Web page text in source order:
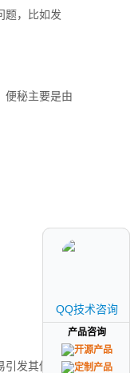
题，比如发
便秘主要是由
发其他疾
QQ技术咨询
产品咨询
QQ技术咨询
产品咨询